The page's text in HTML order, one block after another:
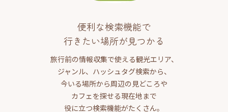
便利な検索機能で
行きたい場所が見つかる
旅行前の情報収集で使える観光エリア、
ジャンル、ハッシュタグ検索から、
今いる場所から周辺の見どころや
カフェを探せる現在地まで
役に立つ検索機能がたくさん。